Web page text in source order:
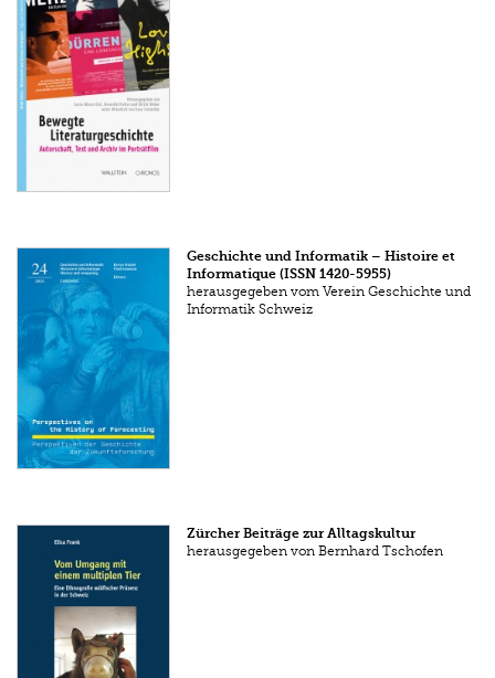
Geschichte und Informatik – Histoire et
Informatique (ISSN 1420-5955)
herausgegeben vom Verein Geschichte und
Informatik Schweiz
Zürcher Beiträge zur Alltagskultur
herausgegeben von Bernhard Tschofen